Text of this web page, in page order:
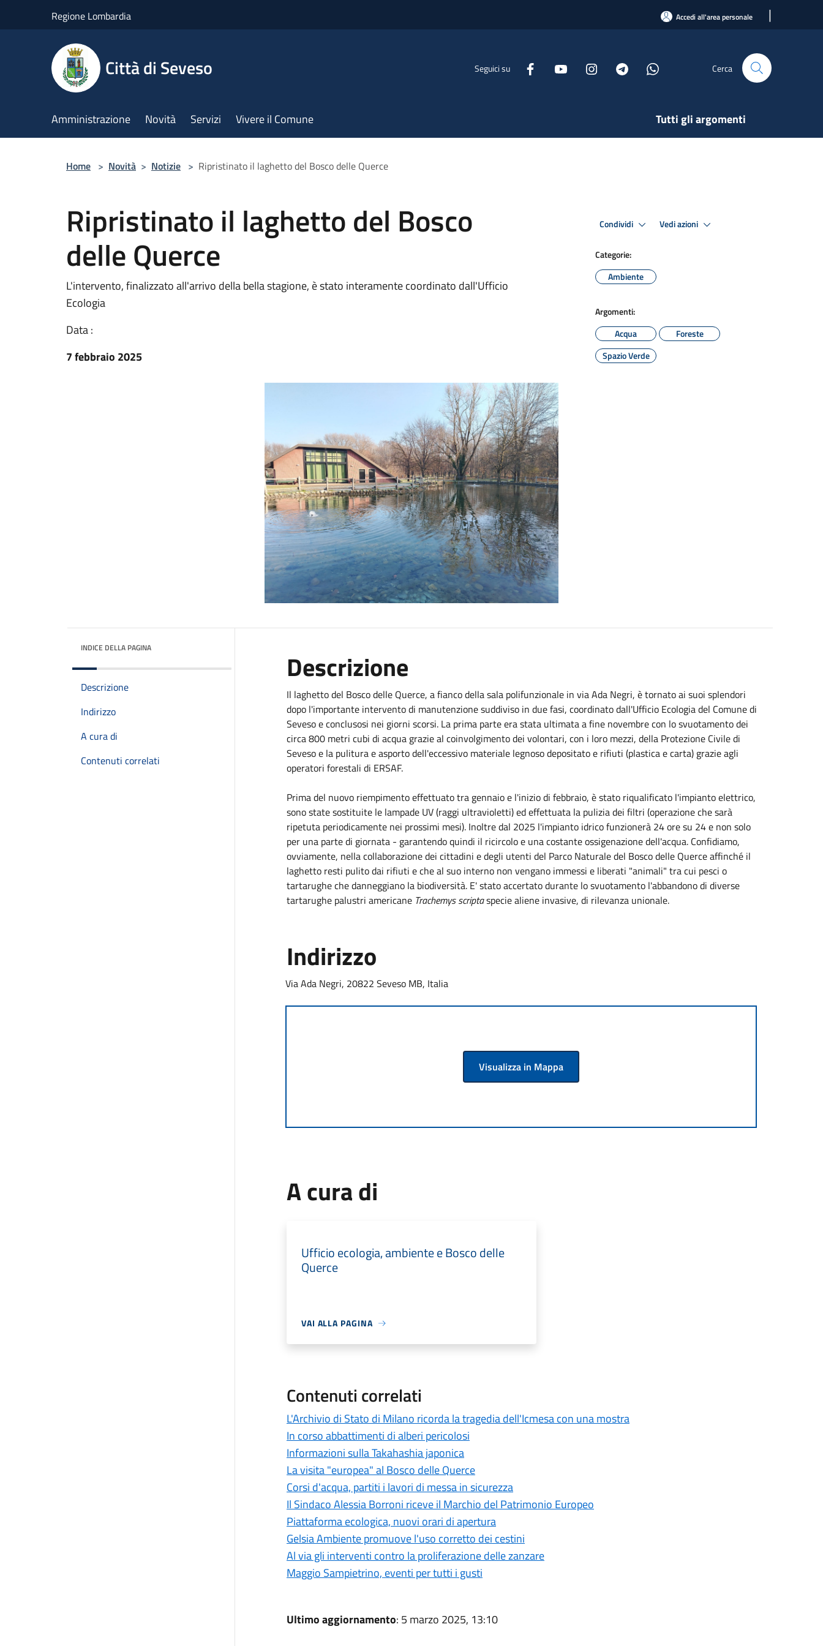
Regione Lombardia Accedi all'area personale |
Città di Seveso Seguici su Cerca
Amministrazione Novità Servizi Vivere il Comune Tutti gli argomenti
Home > Novità > Notizie > Ripristinato il laghetto del Bosco delle Querce
Ripristinato il laghetto del Bosco
delle Querce
L'intervento, finalizzato all'arrivo della bella stagione, è stato interamente coordinato dall'Ufficio
Ecologia
Data :
7 febbraio 2025
Condividi Vedi azioni
Categorie:
Ambiente
Argomenti:
Acqua
Foreste
Spazio Verde
INDICE DELLA PAGINA
Descrizione
Indirizzo
A cura di
Contenuti correlati
Descrizione
Il laghetto del Bosco delle Querce, a fianco della sala polifunzionale in via Ada Negri, è tornato ai suoi splendori
dopo l'importante intervento di manutenzione suddiviso in due fasi, coordinato dall'Ufficio Ecologia del Comune di
Seveso e conclusosi nei giorni scorsi. La prima parte era stata ultimata a fine novembrecon lo svuotamento dei
circa 800 metri cubi di acqua grazie al coinvolgimento dei volontari, con i loro mezzi, della Protezione Civile di
Seveso e la pulitura e asporto dell'eccessivo materiale legnoso depositato e rifiuti (plastica e carta) grazie agli
operatori forestali di ERSAF.
Prima del nuovo riempimento effettuato tra gennaioe l'iniziodi febbraio, è stato riqualificato l'impianto elettrico,
sono state sostituite le lampade UV (raggi ultravioletti) ed effettuata la pulizia dei filtri (operazione che sarà
ripetuta periodicamente nei prossimi mesi). Inoltre dal 2025 l'impianto idrico funzionerà 24 ore su 24 e non solo
per una parte di giornata - garantendo quindi il ricircolo e una costante ossigenazione dell'acqua. Confidiamo,
ovviamente, nella collaborazione dei cittadini e degli utenti del Parco Naturale del Bosco delle Querce affinché il
laghetto resti pulito dai rifiuti e che al suo interno non vengano immessi e liberati "animali" tra cui pesci o
tartarughe che danneggiano la biodiversità. E' stato accertato durante lo svuotamento l'abbandono di diverse
tartarughe palustri americane Trachemys scriptaspecie aliene invasive, di rilevanza unionale.
Indirizzo
Via Ada Negri, 20822 Seveso MB, Italia
Visualizza in Mappa
A cura di
Ufficio ecologia, ambiente e Bosco delle
Querce
VAI ALLA PAGINA
Contenuti correlati
L'Archivio di Stato di Milano ricorda la tragedia dell'Icmesa con una mostra
In corso abbattimenti di alberi pericolosi
Informazioni sulla Takahashia japonica
La visita "europea" al Bosco delle Querce
Corsi d'acqua, partiti i lavori di messa in sicurezza
Il Sindaco Alessia Borroni riceve il Marchio del Patrimonio Europeo
Piattaforma ecologica, nuovi orari di apertura
Gelsia Ambiente promuove l'uso corretto dei cestini
Al via gli interventi contro la proliferazione delle zanzare
Maggio Sampietrino, eventi per tutti i gusti
Ultimo aggiornamento: 5 marzo 2025, 13:10